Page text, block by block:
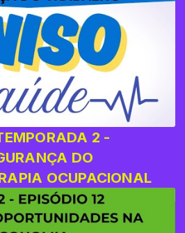
2 -
DO
OCUPACIONAL